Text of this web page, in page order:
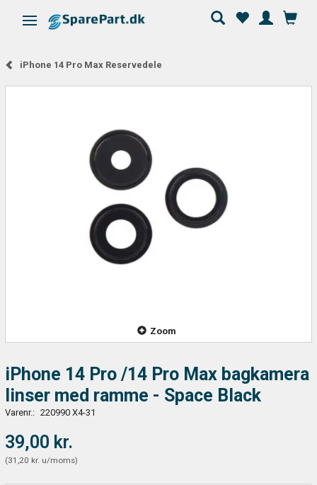
Skifte navigation
iPhone 14 Pro Max Reservedele
Zoom
iPhone 14 Pro /14 Pro Max bagkamera
linser med ramme - Space Black
Varenr.: 220990 X4-31
39,00 kr.
(31,20 kr. u/moms)